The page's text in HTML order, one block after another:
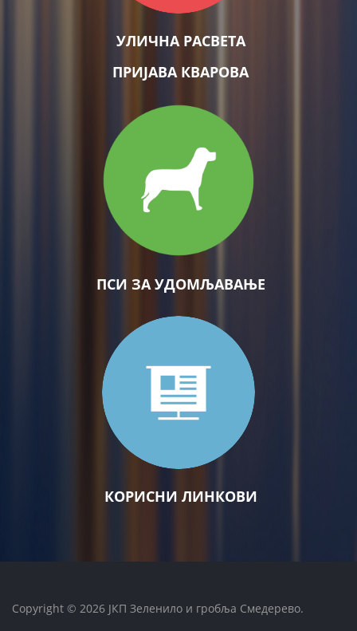
УЛИЧНА РАСВЕТА
ПРИЈАВА КВАРОВА
ПСИ ЗА УДОМЉАВАЊЕ
КОРИСНИ ЛИНКОВИ
Copyright © 2026 ЈКП Зеленило и гробља Смедерево.